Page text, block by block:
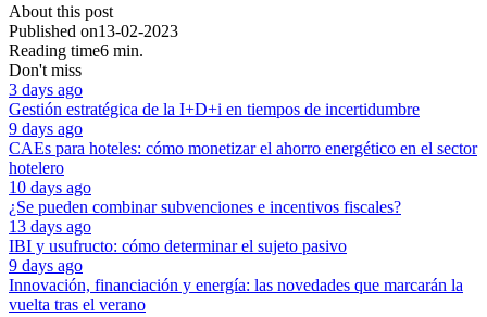
About this post
Published on13-02-2023
Reading time6 min.
Don't miss
3 days ago
Gestión estratégica de la I+D+i en tiempos de incertidumbre
9 days ago
CAEs para hoteles: cómo monetizar el ahorro energético en el sector
hotelero
10 days ago
¿Se pueden combinar subvenciones e incentivos fiscales?
13 days ago
IBI y usufructo: cómo determinar el sujeto pasivo
9 days ago
Innovación, financiación y energía: las novedades que marcarán la
vuelta tras el verano